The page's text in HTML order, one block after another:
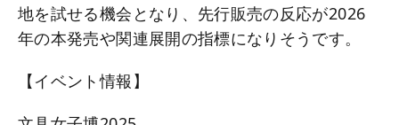
地を試せる機会となり、先行販売の反応が2026
年の本発売や関連展開の指標になりそうです。
【イベント情報】